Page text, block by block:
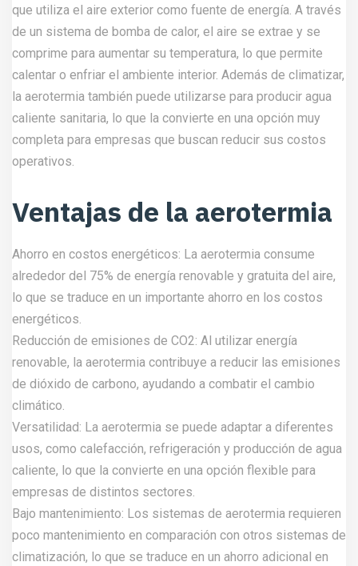
que utiliza el aire exterior como fuente de energía. A través
de un sistema de bomba de calor, el aire se extrae y se
comprime para aumentar su temperatura, lo que permite
calentar o enfriar el ambiente interior. Además de climatizar,
la aerotermia también puede utilizarse para producir agua
caliente sanitaria, lo que la convierte en una opción muy
completa para empresas que buscan reducir sus costos
operativos.
Ventajas de la aerotermia
Ahorro en costos energéticos: La aerotermia consume
alrededor del 75% de energía renovable y gratuita del aire,
lo que se traduce en un importante ahorro en los costos
energéticos.
Reducción de emisiones de CO2: Al utilizar energía
renovable, la aerotermia contribuye a reducir las emisiones
de dióxido de carbono, ayudando a combatir el cambio
climático.
Versatilidad: La aerotermia se puede adaptar a diferentes
usos, como calefacción, refrigeración y producción de agua
caliente, lo que la convierte en una opción flexible para
empresas de distintos sectores.
Bajo mantenimiento: Los sistemas de aerotermia requieren
poco mantenimiento en comparación con otros sistemas de
climatización, lo que se traduce en un ahorro adicional en